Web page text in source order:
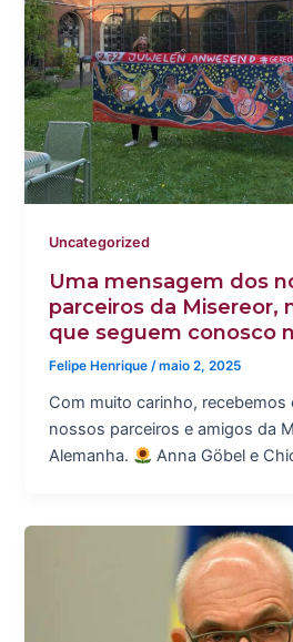
Uncategorized
Uma mensagem dos
parceiros da Misereor,
que seguem conosco
Felipe Henrique/maio 2, 2025
Com muito carinho, recebemos
nossos parceiros e amigos da
Alemanha.
Anna Göbel e